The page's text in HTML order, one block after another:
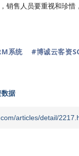
销售人员要重视和珍惜
系统 #博诚云客资
数据
articles/detail/